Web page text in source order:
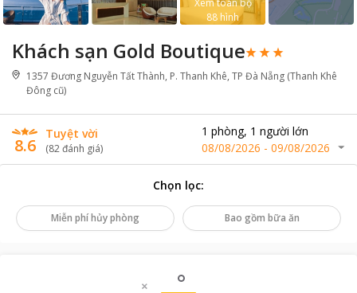
Khách sạn Gold Boutique
1357 Đương Nguyễn Tất Thành, P. Thanh Khê, TP Đà Nẵng (Thanh Khê
Đông cũ)
8.6
Tuyệt vời
(82đánh giá)
1 phòng, 1 người lớn
08/08/2026 - 09/08/2026
Xem toàn bộ
88 hình
Chọn lọc:
Miễn phí hủy phòng Bao gồm bữa ăn